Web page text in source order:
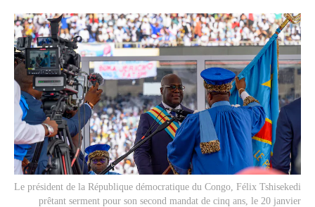
Le président de la République démocratique du Congo, Félix Tshisekedi
prêtant serment pour son second mandat de cinq ans, le 20 janvier